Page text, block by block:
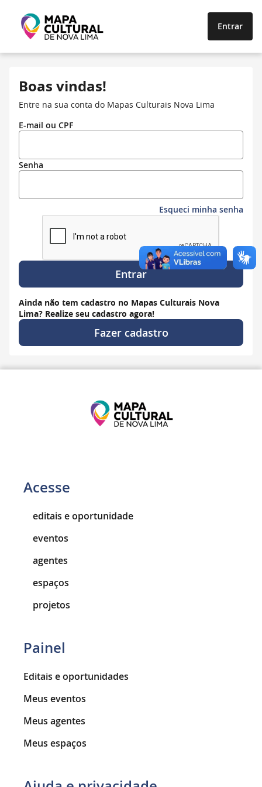
Entrar
Boas vindas!
Entre na sua conta do Mapas Culturais Nova Lima
E-mail ou CPF
Senha
Esqueci minha senha
Entrar
Ainda não tem cadastro no Mapas Culturais Nova
Lima? Realize seu cadastro agora!
Fazer cadastro
Acesse
editais e oportunidade
eventos
agentes
espaços
projetos
Painel
Editais e oportunidades
Meus eventos
Meus agentes
Meus espaços